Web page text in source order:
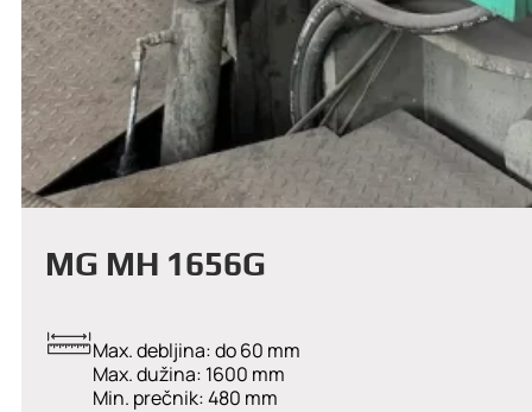
MG MH 1656G
Max. debljina: do 60 mm
Max. dužina: 1600 mm
Min. prečnik: 480 mm